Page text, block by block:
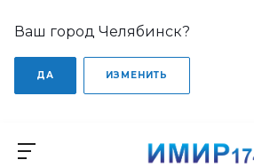
Ваш город Челябинск?
ДА ИЗМЕНИТЬ